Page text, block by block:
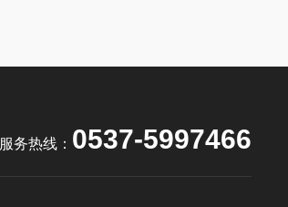
服务热线： 0537-5997466